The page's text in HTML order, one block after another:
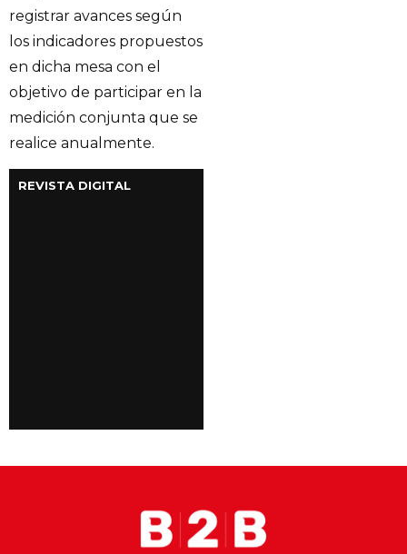
registrar avances según
los indicadores propuestos
en dicha mesa con el
objetivo de participar en la
medición conjunta que se
realice anualmente.
REVISTA DIGITAL